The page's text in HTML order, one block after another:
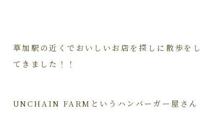
草加駅の近くでおいしいお店を探しに散歩をし
てきました！！
UNCHAIN FARMというハンバーガー屋さん